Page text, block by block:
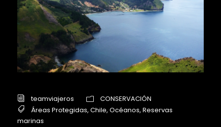
teamviajeros
CONSERVACIÓN
Áreas Protegidas, Chile, Océanos, Reservas
marinas